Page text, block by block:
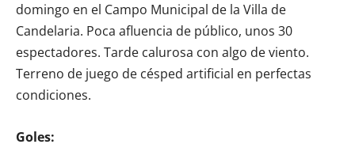
domingo en el Campo Municipal de la Villa de
Candelaria. Poca afluencia de público, unos 30
espectadores. Tarde calurosa con algo de viento.
Terreno de juego de césped artificial en perfectas
condiciones.
Goles: